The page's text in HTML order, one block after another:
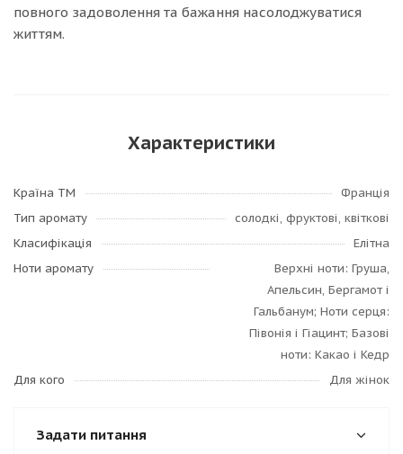
повного задоволення та бажання насолоджуватися
життям.
Характеристики
Країна ТМ
Франція
Тип аромату
солодкі, фруктові, квіткові
Класифікація
Елітна
Ноти аромату
Верхні ноти: Груша,
Апельсин, Бергамот і
Гальбанум; Ноти серця:
Півонія і Гіацинт; Базові
ноти: Какао і Кедр
Для кого
Для жінок
Задати питання